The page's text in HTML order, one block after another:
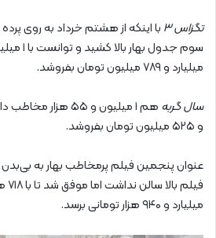
تگزاس ۳
با اینکه از هشتم خرداد به روی
میلیارد و ۷۸۹ میلیون تومان بفروشد.
سال گربه
و ۵۲۵ میلیون تومان بفروشد.
میلیارد و ۹۴۰ هزار تومانی برسد.